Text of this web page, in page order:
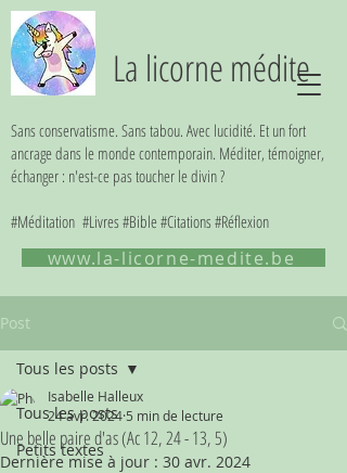
La licorne médite
Sans conservatisme. Sans tabou. Avec lucidité. Et un fort
ancrage dans le monde contemporain. Méditer, témoigner,
échanger : n'est-ce pas toucher le divin ?
#Méditation #Livres #Bible #Citations #Réflexion
www.la-licorne-medite.be
Post
Tous les posts
Petits textes
Tous les posts
Une belle paire d'as (Ac 12, 24 - 13, 5)
Isabelle Halleux
24 avr. 2024 5 min de lecture
Dernière mise à jour : 30 avr. 2024